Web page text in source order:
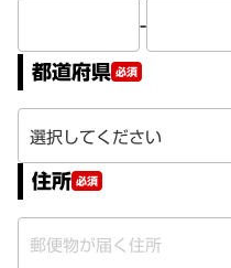
-
都道府県 必須
住所 必須